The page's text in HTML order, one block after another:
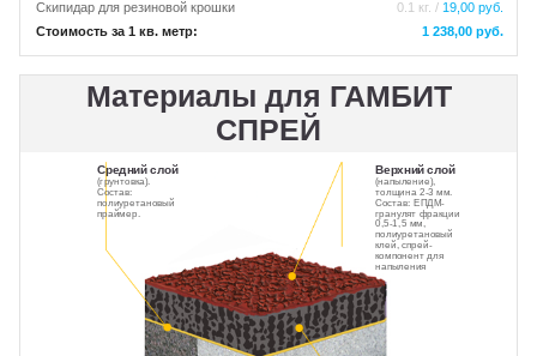
Скипидар для резиновой крошки 0.1 кг. / 19,00 руб.
Стоимость за 1 кв. метр:
1 238,00 руб.
Материалы для ГАМБИТ
СПРЕЙ
Средний слой
(грунтовка).
Состав:
полиуретановый
праймер.
Верхний слой
(напыление),
толщина 2-3 мм.
Состав: ЕПДМ-
гранулят фракции
0,5-1,5 мм,
полиуретановый
клей, спрей-
компонент для
напыления